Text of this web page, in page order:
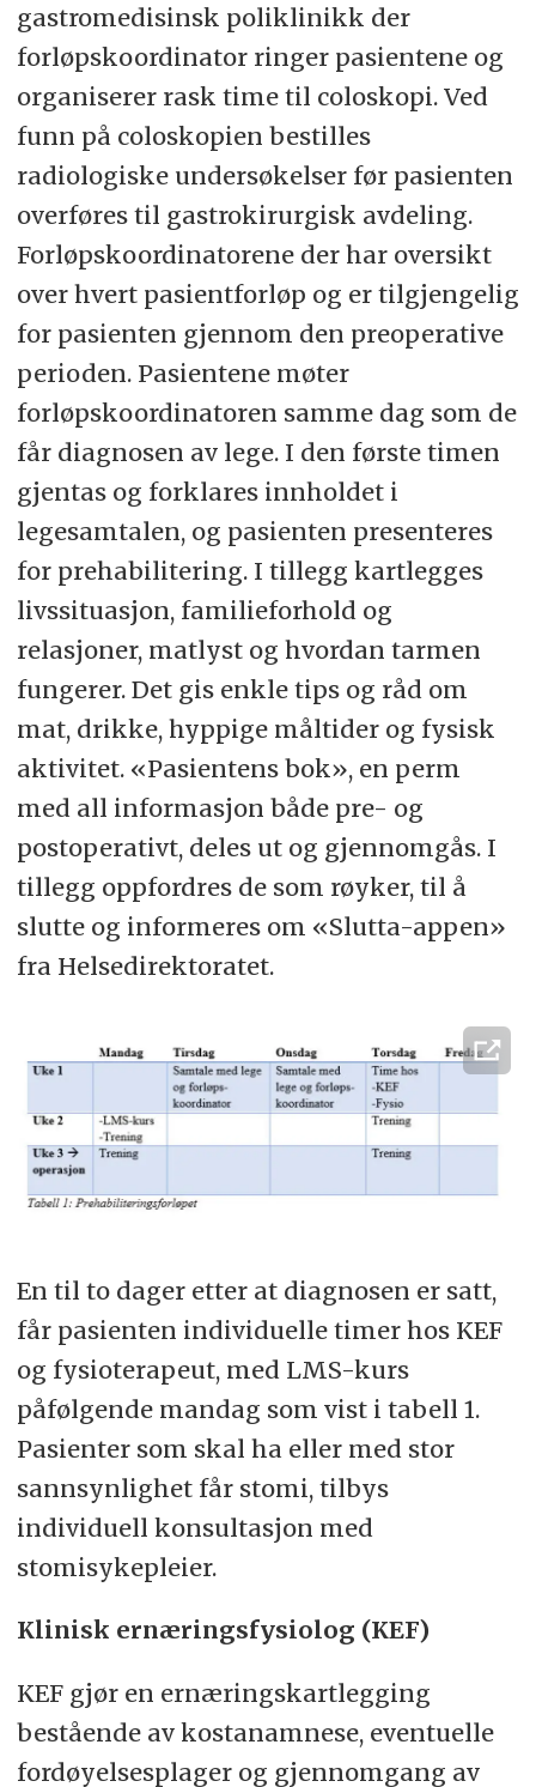
gastromedisinsk poliklinikk der
forløpskoordinator ringer pasientene og
organiserer rask time til coloskopi. Ved
funn på coloskopien bestilles
radiologiske undersøkelser før pasienten
overføres til gastrokirurgisk avdeling.
Forløpskoordinatorene der har oversikt
over hvert pasientforløp og er tilgjengelig
for pasienten gjennom den preoperative
perioden. Pasientene møter
forløpskoordinatoren samme dag som de
får diagnosen av lege. I den første timen
gjentas og forklares innholdet i
legesamtalen, og pasienten presenteres
for prehabilitering. I tillegg kartlegges
livssituasjon, familieforhold og
relasjoner, matlyst og hvordan tarmen
fungerer. Det gis enkle tips og råd om
mat, drikke, hyppige måltider og fysisk
aktivitet. «Pasientens bok», en perm
med all informasjon både pre- og
postoperativt, deles ut og gjennomgås. I
tillegg oppfordres de som røyker, til å
slutte og informeres om «Slutta-appen»
fra Helsedirektoratet.
En til to dager etter at diagnosen er satt,
får pasienten individuelle timer hos KEF
og fysioterapeut, med LMS-kurs
påfølgende mandag som vist i tabell 1.
Pasienter som skal ha eller med stor
sannsynlighet får stomi, tilbys
individuell konsultasjon med
stomisykepleier.
Klinisk ernæringsfysiolog (KEF)
KEF gjør en ernæringskartlegging
bestående av kostanamnese, eventuelle
fordøyelsesplager og gjennomgang av